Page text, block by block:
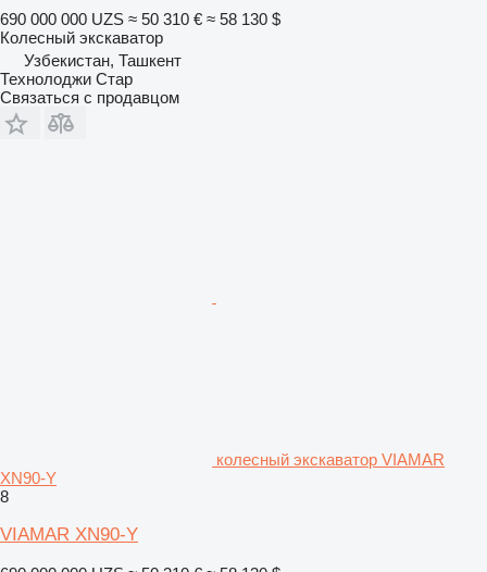
690 000 000 UZS ≈ 50 310 € ≈ 58 130 $
Колесный экскаватор
Узбекистан, Ташкент
Технолоджи Стар
Связаться с продавцом
колесный экскаватор VIAMAR
XN90-Y
8
VIAMAR XN90-Y